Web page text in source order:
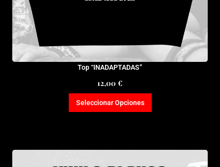
Top “INADAPTADAS”
12,00 €
Seleccionar Opciones